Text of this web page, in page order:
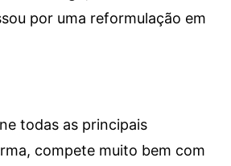
por uma reformulação em
todas as principais
compete muito bem com